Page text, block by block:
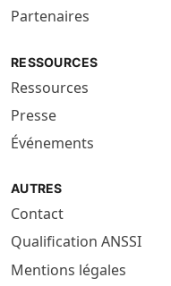
Partenaires
RESSOURCES
Ressources
Presse
Événements
AUTRES
Contact
Qualification ANSSI
Mentions légales